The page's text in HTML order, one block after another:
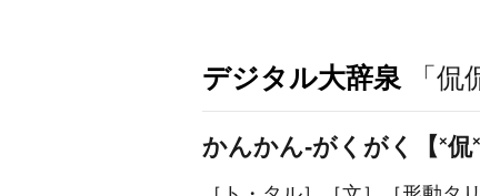
デジタル大辞泉 「
かんかん‐がくがく【 ×侃×